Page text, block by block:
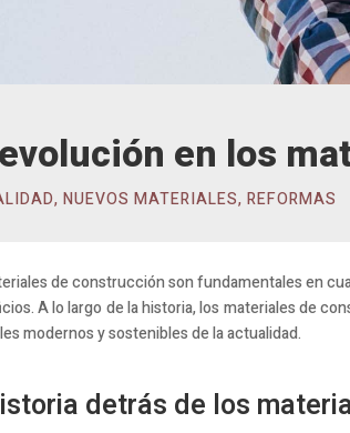
en los
,NUEVOS MATERIALES,REFORMAS
de construcción son fundamentales en
A lo largo de la historia, los materiales de
modernos y sostenibles de la actualidad.
detrás de los